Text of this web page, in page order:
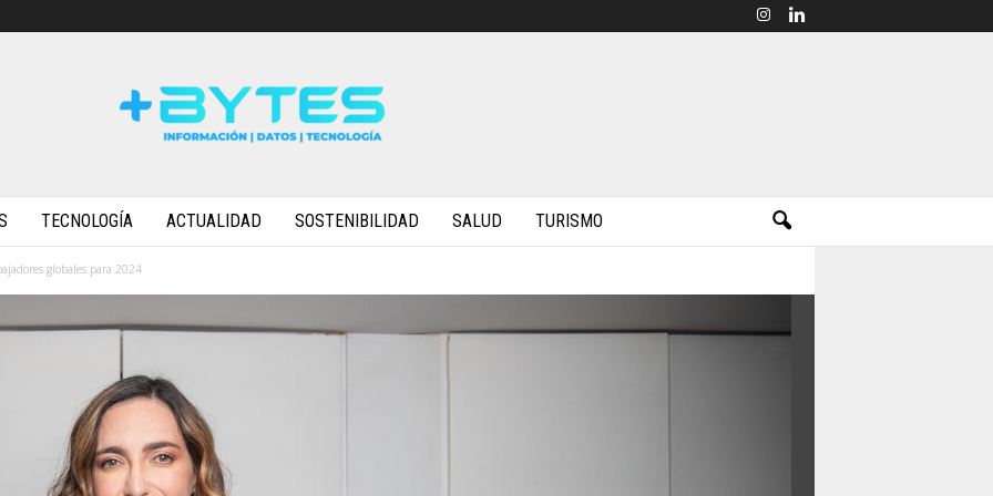
TECNOLOGÍA ACTUALIDAD SOSTENIBILIDAD SALUD TURISMO
globales para 2024